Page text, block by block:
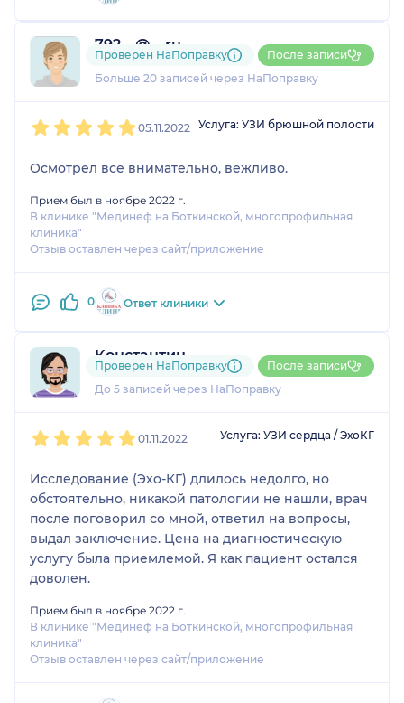
792....@....ru
3 отзыва
Больше 20 записей через НаПоправку
Проверен НаПоправку После записи
05.11.2022 Услуга: УЗИ брюшной полости
Осмотрел все внимательно, вежливо.
Прием был в ноябре 2022 г.
В клинике "Мединеф на Боткинской, многопрофильная
клиника"
Отзыв оставлен через сайт/приложение
0 Ответ клиники
Константин
5 отзывов
До 5 записей через НаПоправку
Проверен НаПоправку После записи
01.11.2022 Услуга: УЗИ сердца / ЭхоКГ
Исследование (Эхо-КГ) длилось недолго, но
обстоятельно, никакой патологии не нашли, врач
после поговорил со мной, ответил на вопросы,
выдал заключение. Цена на диагностическую
услугу была приемлемой. Я как пациент остался
доволен.
Прием был в ноябре 2022 г.
В клинике "Мединеф на Боткинской, многопрофильная
клиника"
Отзыв оставлен через сайт/приложение